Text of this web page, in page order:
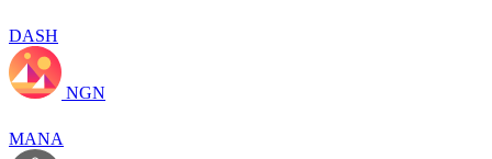
DASH
NGN
MANA